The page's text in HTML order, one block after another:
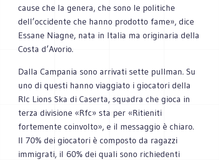
cause che la genera, che sono le politiche
dell’occidente che hanno prodotto fame», dice
Essane Niagne, nata in Italia ma originaria della
Costa d’Avorio.
Dalla Campania sono arrivati sette pullman. Su
uno di questi hanno viaggiato i giocatori della
Rlc Lions Ska di Caserta, squadra che gioca in
terza divisione «Rfc» sta per «Ritieniti
fortemente coinvolto», e il messaggio è chiaro.
Il 70% dei giocatori è composto da ragazzi
immigrati, il 60% dei quali sono richiedenti